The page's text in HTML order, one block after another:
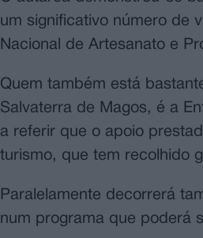
um significativo número de
Nacional de Artesanato e
Quem também está
Salvaterra de Magos, é a
a referir que o apoio
turismo, que tem recolhido
Paralelamente decorrerá
num programa que poderá